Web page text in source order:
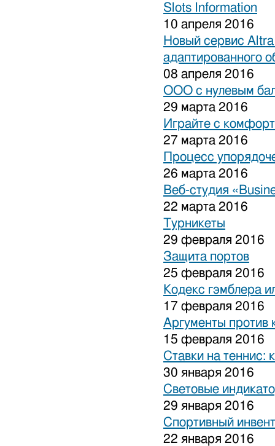
Slots Information
10 апреля 2016
Новый сервис Altra
адаптированного
08 апреля 2016
ООО с нулевым
29 марта 2016
Играйте с
27 марта 2016
Процесс
26 марта 2016
Веб-студия
22 марта 2016
Турникеты
29 февраля 2016
Защита портов
25 февраля 2016
Кодекс гэмблера
17 февраля 2016
Аргументы против
15 февраля 2016
Ставки на теннис:
30 января 2016
Световые
29 января 2016
Спортивный
22 января 2016